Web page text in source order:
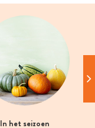
In het seizoen